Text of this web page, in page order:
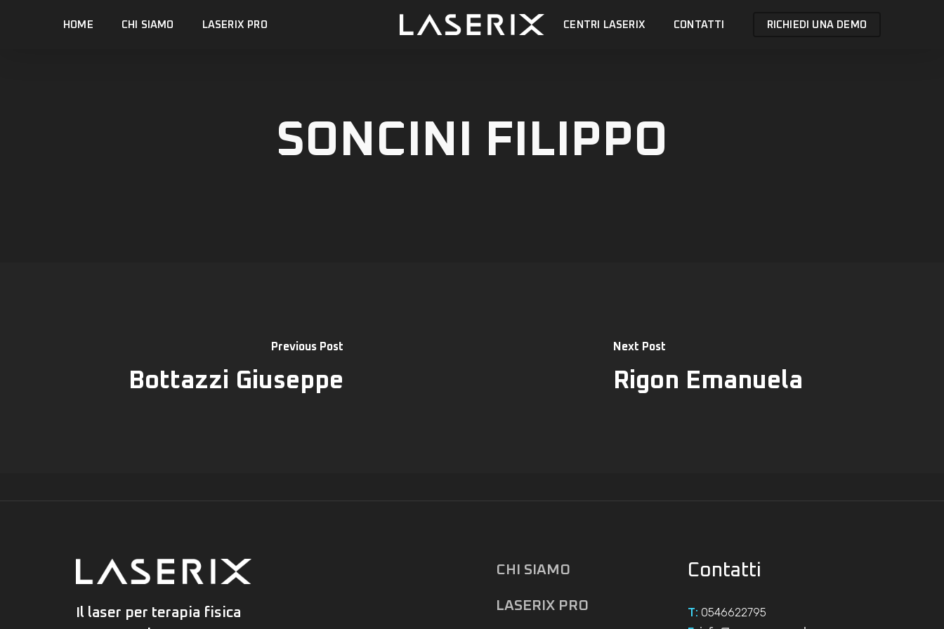
HOME CHI SIAMO LASERIX PRO CENTRI LASERIX CONTATTI RICHIEDI UNA DEMO
SONCINI FILIPPO
Previous Post
Bottazzi Giuseppe
Next Post
Rigon Emanuela
Il laser per terapia fisica
CHI SIAMO
LASERIX PRO
Contatti
T: 0546622795